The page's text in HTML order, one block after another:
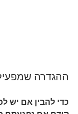
ההגדרה
כדי להבין אם יש